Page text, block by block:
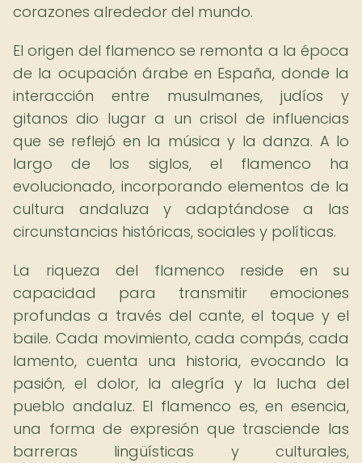
corazones alrededor del mundo.
El origen del flamenco se remonta a la época
de la ocupación árabe en España, donde la
interacción entre musulmanes, judíos y
gitanos dio lugar a un crisol de influencias
que se reflejó en la música y la danza. A lo
largo de los siglos, el flamenco ha
evolucionado, incorporando elementos de la
cultura andaluza y adaptándose a las
circunstancias históricas, sociales y políticas.
La riqueza del flamenco reside en su
capacidad para transmitir emociones
profundas a través del cante, el toque y el
baile. Cada movimiento, cada compás, cada
lamento, cuenta una historia, evocando la
pasión, el dolor, la alegría y la lucha del
pueblo andaluz. El flamenco es, en esencia,
una forma de expresión que trasciende las
barreras lingüísticas y culturales,